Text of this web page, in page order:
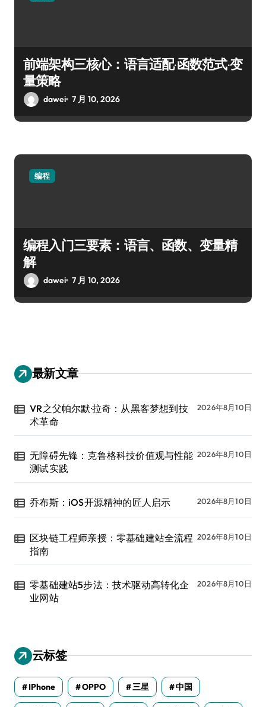
前端架构三核心：语言适配·函数范式·变
量策略
dawei 7 月 10, 2026
编程
编程入门三要素：语言、函数、变量精
解
dawei 7 月 10, 2026
最新文章
VR之父帕尔默·拉奇：从黑客梦想到技
术革命
2026年8月10日
无障碍先锋：克鲁格科技价值观与性能
测试实践
2026年8月10日
乔布斯：iOS开源精神的匠人启示 2026年8月10日
区块链工程师亲授：零基础建站全流程
指南
2026年8月10日
零基础建站5步法：技术驱动高转化企
业网站
2026年8月10日
云标签
IPhone OPPO 三星 中国